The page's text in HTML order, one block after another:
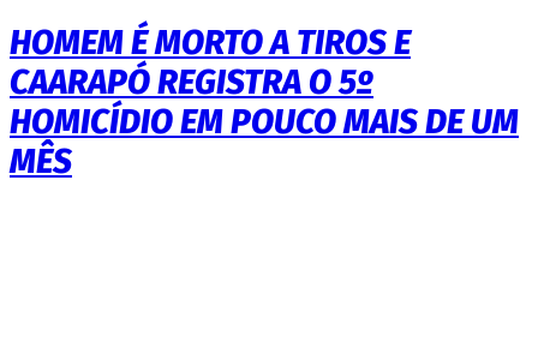
HOMEM É MORTO A TIROS E
CAARAPÓ REGISTRA O 5º
HOMICÍDIO EM POUCO MAIS DE UM
MÊS